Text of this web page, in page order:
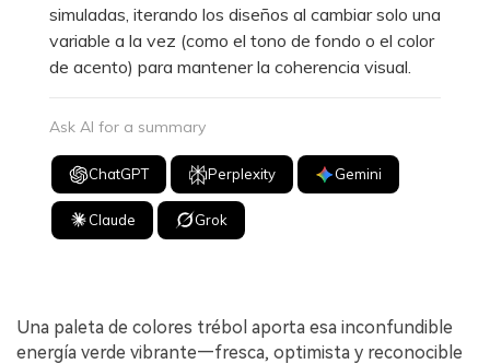
simuladas, iterando los diseños al cambiar solo una
variable a la vez (como el tono de fondo o el color
de acento) para mantener la coherencia visual.
Ask AI for a summary
ChatGPT Perplexity Gemini
Claude Grok
Una paleta de colores trébol aporta esa inconfundible
energía verde vibrante—fresca, optimista y reconocible